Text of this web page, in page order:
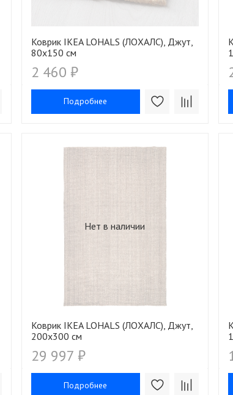
Коврик IKEA LOHALS (ЛОХАЛС), Джут,
80х150 см
2 460 ₽
Подробнее
Нет в наличии
Коврик IKEA LOHALS (ЛОХАЛС), Джут,
200х300 см
29 997 ₽
Подробнее